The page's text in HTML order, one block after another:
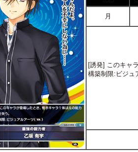
月
[誘発] このキャ
構築制限:ビジュ